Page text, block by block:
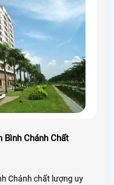
Bình Chánh Chất
Chánh chất lượng uy